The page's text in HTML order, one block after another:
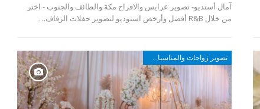
آمال أستديو- تصوير عرايس والافراح مكة والطائف والجنوب - اختر
من خلال R&B أفضل وأرخص استوديو لتصوير حفلات الزفاف…
تصوير زواجات والمناسبات في مكة والطائف وأبها والجنوب